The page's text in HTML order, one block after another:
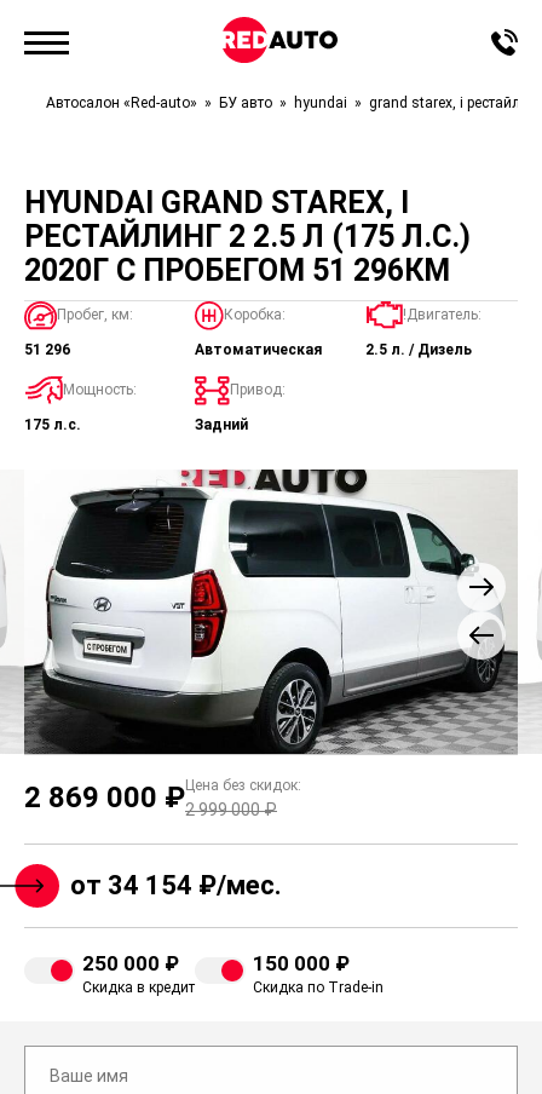
Автосалон «Red-auto» БУ авто hyundai grand starex, i
HYUNDAI GRAND STAREX, I
РЕСТАЙЛИНГ 2 2.5 Л (175 Л.С.)
2020Г С ПРОБЕГОМ 51 296КМ
Пробег, км:
51 296
Коробка:
Автоматическая
!Двигатель:
2.5 л. / Дизель
Мощность:
175 л.с.
Привод:
Задний
2 869 000 ₽Цена без скидок:
2 999 000 ₽
от 34 154 ₽/мес.
250 000 ₽
Скидка в кредит
150 000 ₽
Скидка по Trade-in